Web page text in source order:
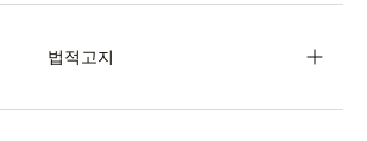
법적고지